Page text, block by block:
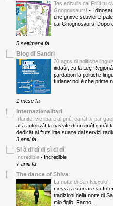
Tes ediculis dal Friûl tu
Gnognosaurs! - I
une gnove scuvierte
dai Gnognosaurs! Dopo
5 settimane fa
Blog di Sandri
30 agns di politiche
indaûr, cu la Leç
pardabon la politiche
furlane: nol è che prime
1 mese fa
Internazionalitari
Irlande: vie libare al gnûf canâl tv par
al à autorizât la nassite di un gnûf canâl
dedicât ai fruts inte suaze dal servizi
3 anni fa
Si à di dî di sì di dì
Incredible - Incredible
7 anni fa
The dance of Shiva
La notte di San Niccolo' -
messa a studiare su
tradizioni della notte di
mio figlio. Fanno ...